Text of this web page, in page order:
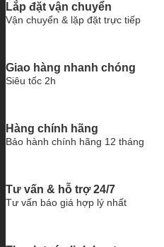
Lắp đặt vận chuyển
Vận chuyển & lặp đặt trực tiếp
Giao hàng nhanh chóng
Siêu tốc 2h
Hàng chính hãng
Bảo hành chính hãng 12 tháng
Tư vấn & hỗ trợ 24/7
Tư vấn báo giá hợp lý nhất